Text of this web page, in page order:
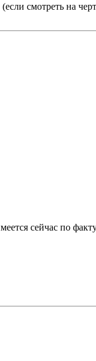
смотреть на
сейчас по